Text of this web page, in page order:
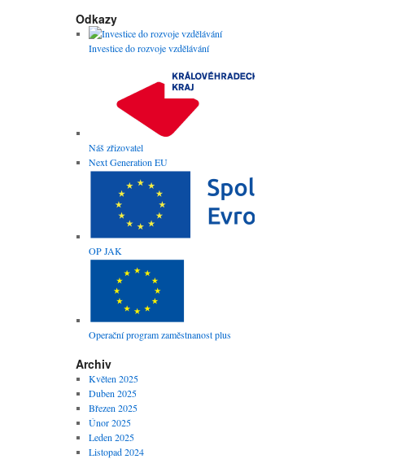
Odkazy
Investice do rozvoje vzdělávání
Náš zřizovatel
Next Generation EU
OP JAK
Operační program zaměstnanost plus
Archiv
Květen 2025
Duben 2025
Březen 2025
Únor 2025
Leden 2025
Listopad 2024